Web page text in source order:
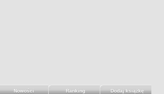
Nowości Ranking Dodaj książkę